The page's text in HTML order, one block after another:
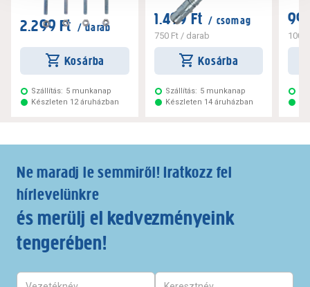
2.299 Ft / darab
Kosárba
Szállítás: 5 munkanap
Készleten 12 áruházban
1.499 Ft / csomag
750 Ft/ darab
Kosárba
Szállítás: 5 munkanap
Készleten 14 áruházban
100
Ne maradj le semmiről! Iratkozz fel
hírlevelünkre
és merülj el kedvezményeink
tengerében!